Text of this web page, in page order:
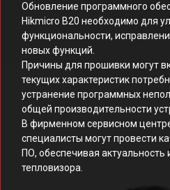
Обновление программного
Hikmicro B20 необходимо для
функциональности,
новых функций.
Причины для прошивки могут
текущих характеристик
устранение программных
общей производительности
В фирменном сервисном
специалисты могут провести
ПО, обеспечивая
тепловизора.